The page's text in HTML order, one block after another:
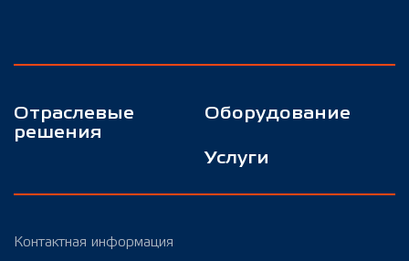
Отраслевые
решения
Оборудование
Услуги
Контактная информация